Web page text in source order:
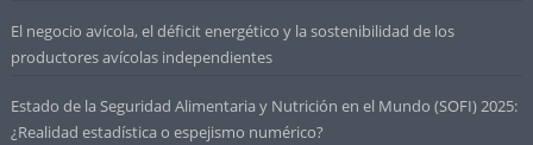
El negocio avícola, el déficit energético y la sostenibilidad de los
productores avícolas independientes
Estado de la Seguridad Alimentaria y Nutrición en el Mundo (SOFI) 2025:
¿Realidad estadística o espejismo numérico?